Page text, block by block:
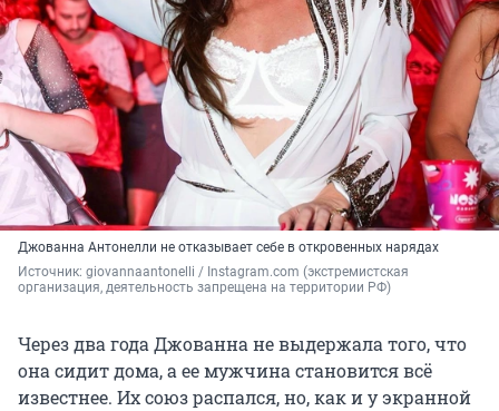
Джованна Антонелли не отказывает себе в откровенных нарядах
Источник: giovannaantonelli / Instagram.com (экстремистская
организация, деятельность запрещена на территории РФ)
Через два года Джованна не выдержала того, что
она сидит дома, а ее мужчина становится всё
известнее. Их союз распался, но, как и у экранной